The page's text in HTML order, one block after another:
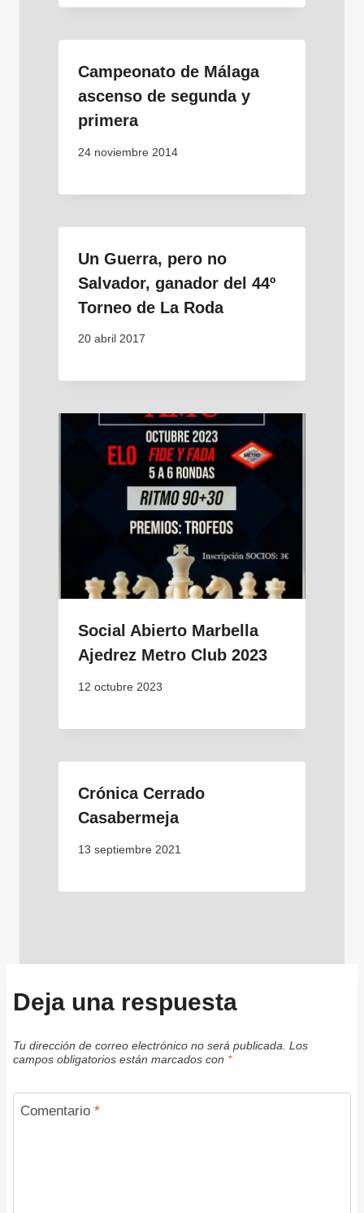
Campeonato de Málaga
ascenso de segunda y
primera
24 noviembre 2014
Un Guerra, pero no
Salvador, ganador del 44º
Torneo de La Roda
20 abril 2017
Social Abierto Marbella
Ajedrez Metro Club 2023
12 octubre 2023
Crónica Cerrado
Casabermeja
13 septiembre 2021
Deja una respuesta
Tu dirección de correo electrónico no será publicada. Los
campos obligatorios están marcados con *
Comentario *